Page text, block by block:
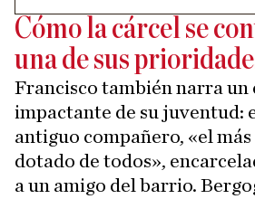
Cómo la cárcel se
una de sus
Francisco también narra un
impactante de su juventud:
antiguo compañero, «el
dotado de todos»,
a un amigo del barrio.